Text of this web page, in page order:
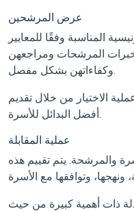
عرض المرشحين
المناسبة وفقًا للمعايير
المرشحات ومراجعهن
وكفاءاتهن بشكل مفصل.
الاختيار من خلال تقديم
أفضل البدائل للأسرة.
عملية المقابلة
والمرشحة. يتم تقييم هذه
ذات أهمية كبيرة من حيث